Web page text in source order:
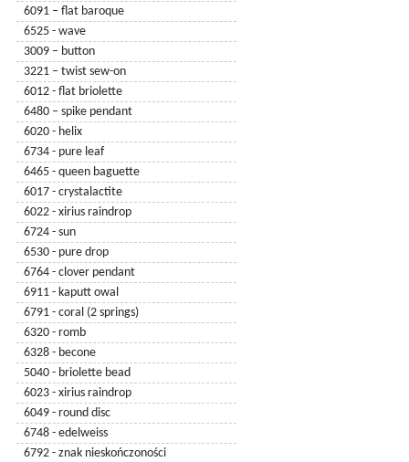
6091 – flat baroque
6525 - wave
3009 – button
3221 – twist sew-on
6012 - flat briolette
6480 – spike pendant
6020 - helix
6734 - pure leaf
6465 - queen baguette
6017 - crystalactite
6022 - xirius raindrop
6724 - sun
6530 - pure drop
6764 - clover pendant
6911 - kaputt owal
6791 - coral (2 springs)
6320 - romb
6328 - becone
5040 - briolette bead
6023 - xirius raindrop
6049 - round disc
6748 - edelweiss
6792 - znak nieskończoności
5000 - kulka
5600 - kulka
5205 - kulka
5045 - kulka
5514 - kulka
5601 - kulka
5621 - kulka twist